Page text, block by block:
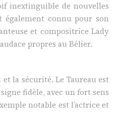
inextinguible de nouvelles
également connu pour son
et compositrice Lady
propres au Bélier.
la sécurité. Le Taureau est
fidèle, avec un fort sens
notable est l’actrice et